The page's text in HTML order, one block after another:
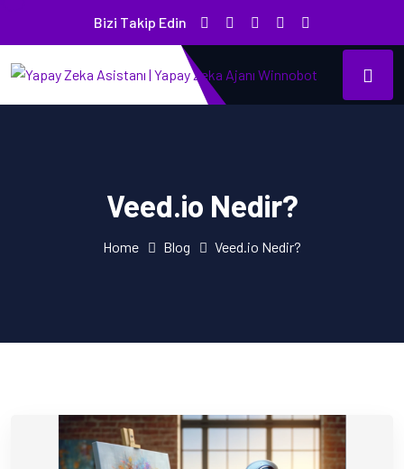
Bizi Takip Edin
Veed.io Nedir?
Home Blog Veed.io Nedir?